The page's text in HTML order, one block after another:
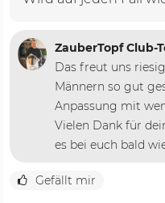
ZauberTopf Club-
Das freut uns
Männern so gut
Anpassung mit
Vielen Dank für
es bei euch bald
Gefällt mir